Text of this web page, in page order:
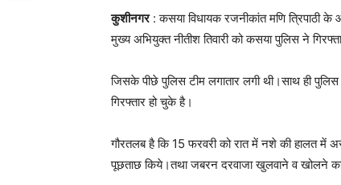
कुशीनगर: कसया विधायक रजनीकांत मणि त्रिपाठी
मुख्य अभियुक्त नीतीश तिवारी को कसया पुलिस ने
जिसके पीछे पुलिस टीम लगातार लगी थी।साथ ही पुलिस
गिरफ्तार हो चुके है।
गौरतलब है कि 15 फरवरी को रात में नशे की हालत
पूछताछ किये।तथा जबरन दरवाजा खुलवाने व खोलने